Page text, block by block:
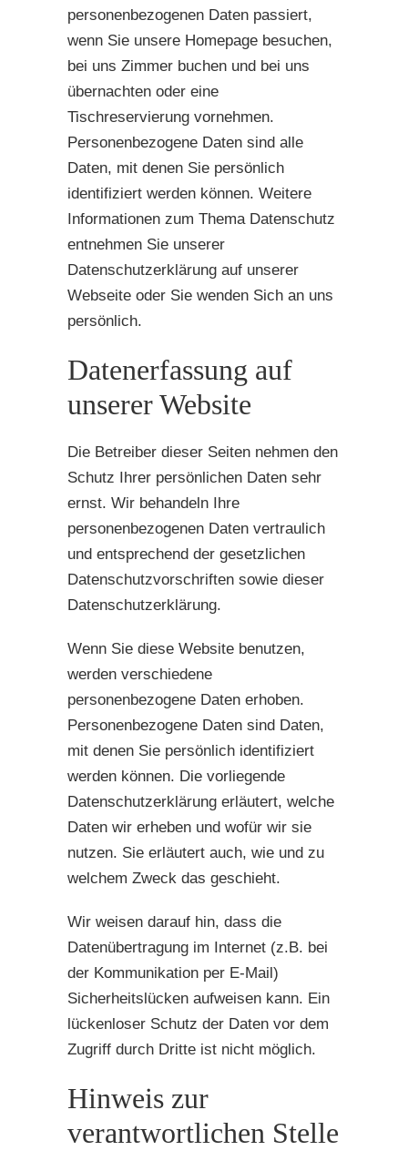
personenbezogenen Daten passiert,
wenn Sie unsere Homepage besuchen,
bei uns Zimmer buchen und bei uns
übernachten oder eine
Tischreservierung vornehmen.
Personenbezogene Daten sind alle
Daten, mit denen Sie persönlich
identifiziert werden können. Weitere
Informationen zum Thema Datenschutz
entnehmen Sie unserer
Datenschutzerklärung auf unserer
Webseite oder Sie wenden Sich an uns
persönlich.
Datenerfassung auf
unserer Website
Die Betreiber dieser Seiten nehmen den
Schutz Ihrer persönlichen Daten sehr
ernst. Wir behandeln Ihre
personenbezogenen Daten vertraulich
und entsprechend der gesetzlichen
Datenschutzvorschriften sowie dieser
Datenschutzerklärung.
Wenn Sie diese Website benutzen,
werden verschiedene
personenbezogene Daten erhoben.
Personenbezogene Daten sind Daten,
mit denen Sie persönlich identifiziert
werden können. Die vorliegende
Datenschutzerklärung erläutert, welche
Daten wir erheben und wofür wir sie
nutzen. Sie erläutert auch, wie und zu
welchem Zweck das geschieht.
Wir weisen darauf hin, dass die
Datenübertragung im Internet (z.B. bei
der Kommunikation per E-Mail)
Sicherheitslücken aufweisen kann. Ein
lückenloser Schutz der Daten vor dem
Zugriff durch Dritte ist nicht möglich.
Hinweis zur
verantwortlichen Stelle